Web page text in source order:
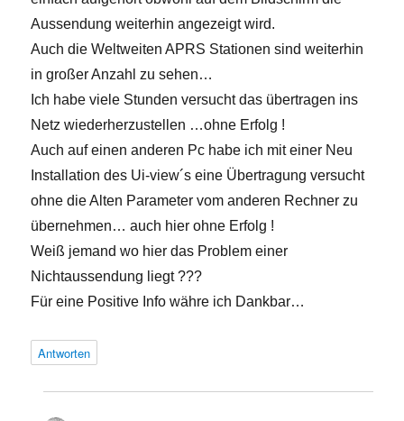
Aussendung weiterhin angezeigt wird.
Auch die Weltweiten APRS Stationen sind weiterhin
in großer Anzahl zu sehen…
Ich habe viele Stunden versucht das übertragen ins
Netz wiederherzustellen …ohne Erfolg !
Auch auf einen anderen Pc habe ich mit einer Neu
Installation des Ui-view´s eine Übertragung versucht
ohne die Alten Parameter vom anderen Rechner zu
übernehmen… auch hier ohne Erfolg !
Weiß jemand wo hier das Problem einer
Nichtaussendung liegt ???
Für eine Positive Info währe ich Dankbar…
Antworten